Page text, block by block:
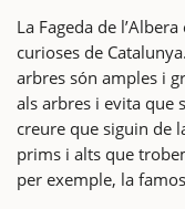
La Fageda de
curioses de
arbres són amples i
als arbres i evita que
creure que siguin de
prims i alts que
per exemple, la